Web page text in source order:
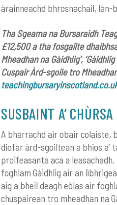
àrainneachd bhrosnachail, làn-
Tha Sgeama na Bursaraidh
£12,500 a tha fosgailte
Mheadhan na Gàidhlig’,
Cuspair Àrd-sgoile tro
SUSBAINT A’ CHÙRSA
A bharrachd air obair colaiste,
diofar àrd-sgoiltean a bhios a’
proifeasanta aca a
foghlam Gàidhlig air an
aig a bheil deagh eòlas air
chuspairean tro mheadhan na